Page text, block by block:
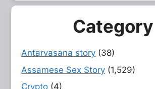
Category
Antarvasana story (38)
Assamese Sex Story (1,529)
Crypto (4)